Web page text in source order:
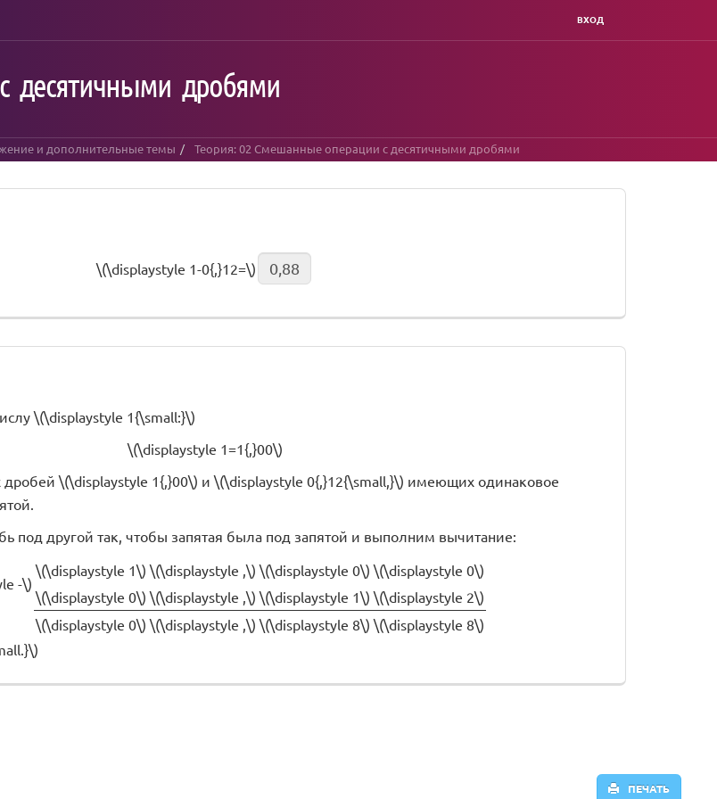
ВХОД
десятичными дробями
и дополнительные темы Теория: 02 Смешанные операции с десятичными дробями
ПЕЧАТЬ
\(\displaystyle 1-0{,}12=\)
\(\displaystyle 1{\small:}\)
\(\displaystyle 1=1{,}00\)
дробей \(\displaystyle 1{,}00\) и \(\displaystyle 0{,}12{\small,}\) имеющих одинаковое
под другой так, чтобы запятая была под запятой и выполним вычитание:
-\)
\(\displaystyle 1\) \(\displaystyle ,\) \(\displaystyle 0\) \(\displaystyle 0\)
\(\displaystyle 0\) \(\displaystyle ,\) \(\displaystyle 1\) \(\displaystyle 2\)
\(\displaystyle 0\) \(\displaystyle ,\) \(\displaystyle 8\) \(\displaystyle 8\)